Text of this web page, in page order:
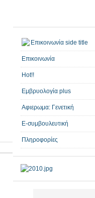
Επικοινωνία
Hot!!
Εμβρυολογία plus
Αφιερωμα: Γενετική
E-συμβουλευτική
Πληροφορίες